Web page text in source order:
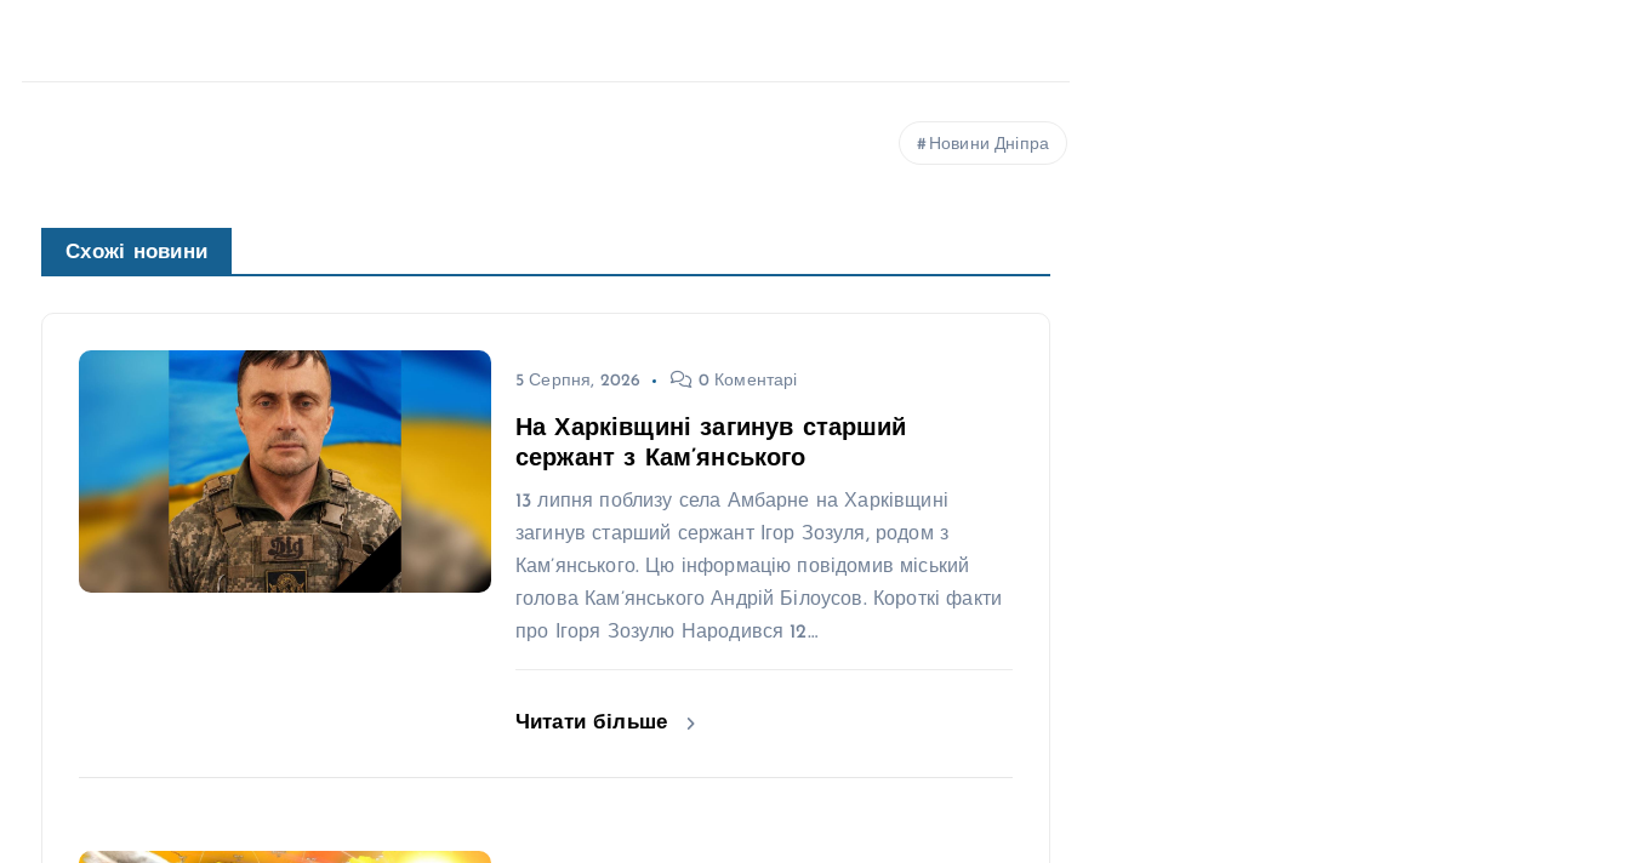
Новини Дніпра
Схожі новини
5 Серпня, 2026 0 Коментарі
На Харківщині загинув старший
сержант з Кам’янського
13 липня поблизу села Амбарне на Харківщині
загинув старший сержант Ігор Зозуля, родом з
Кам’янського. Цю інформацію повідомив міський
голова Кам’янського Андрій Білоусов. Короткі факти
про Ігоря Зозулю Народився 12…
Читати більше